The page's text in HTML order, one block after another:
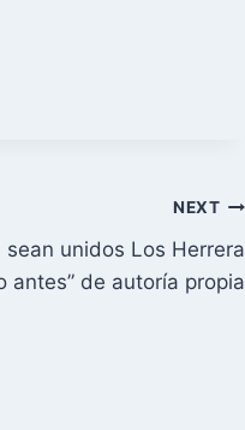
NEXT
sean unidos Los Herrera
antes” de autoría propia